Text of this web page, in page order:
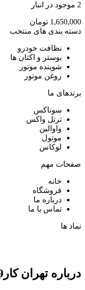
2 موجود در انبار
1,650,000 تومان
دسته بندی های منتخب
نظافت خودرو
بوستر و اکتان ها
شوینده موتور
روغن موتور
برندهای ما
سوناکس
ترتل واکس
واوالین
موتول
لوکاس
صفحات مهم
خانه
فروشگاه
درباره ما
تماس با ما
نماد ها
درباره تهران کار119